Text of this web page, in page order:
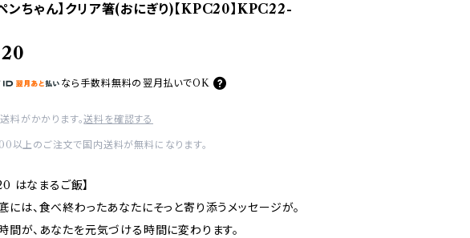
ンちゃん】クリア箸(おにぎり)【KPC20】KPC22-
なら 手数料無料の 翌月払いでOK
料がかかります。送料を確認する
以上のご注文で国内送料が無料になります。
はなまるご飯】
には、食べ終わったあなたにそっと寄り添うメッセージが。
間が、あなたを元気づける時間に変わります。